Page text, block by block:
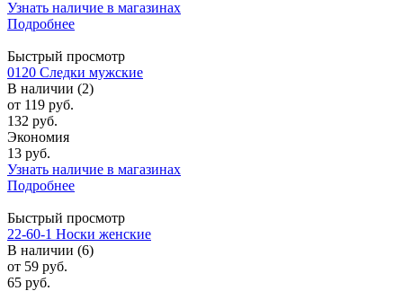
Узнать наличие в магазинах
Подробнее
Быстрый просмотр
0120 Следки мужские
В наличии (2)
от 119 руб.
132 руб.
Экономия
13 руб.
Узнать наличие в магазинах
Подробнее
Быстрый просмотр
22-60-1 Носки женские
В наличии (6)
от 59 руб.
65 руб.